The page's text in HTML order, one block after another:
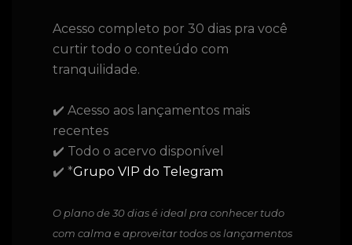
Acesso completo por 30 dias pra você
curtir todo o conteúdo com
tranquilidade.
✔️ Acesso aos lançamentos mais
recentes
✔️ Todo o acervo disponível
✔️ *Grupo VIP do Telegram
O plano de 30 dias é ideal pra conhecer tudo
com calma e aproveitar todos os lançamentos